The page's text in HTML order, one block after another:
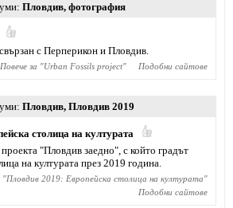
Пловдив, фотография
с Перперикон и Пловдив.
Повече за "Urban Fossils project" Подобни сайтове
Пловдив, Пловдив 2019
столица на културата
"Пловдив заедно", с който градът
на културата през 2019 година.
"Пловдив 2019: Европейска столица на културата"
Подобни сайтове